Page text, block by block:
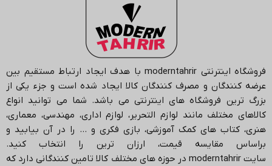
فروشگاه اینترنتی moderntahrir با هدف ایجاد ارتباط مستقیم بین
عرضه کنندگان و مصرف کنندگان کالا ایجاد شده است و جزء یکی از
بزرگ ترین فروشگاه های اینترنتی می باشد. شما می توانید انواع
کالاهای مختلف مانند لوازم التحریر، لوازم اداری، مهندسی، معماری،
هنری، کتاب های کمک آموزشی، بازی فکری و … را در آن بیابید و
براساس مقایسه قیمت، ارزان ترین را انتخاب کنید.
سایتmoderntahrir در حوزه های مختلف کالا تامین کنندگانی دارد که